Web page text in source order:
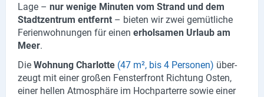
Lage – nur we­ni­ge Mi­nu­ten vom Strand und dem
Stadt­zen­trum ent­fernt – bie­ten wir zwei ge­müt­li­che
Fe­ri­en­woh­nun­gen für einen er­hol­sa­men Ur­laub am
Meer.
Die Woh­nung Char­lot­te (47 m², bis 4 Per­so­nen) über­
zeugt mit einer gro­ßen Fens­ter­front Rich­tung Osten,
einer hel­len At­mo­sphä­re im Hoch­par­terre sowie einer
X
Instagram
YouTube